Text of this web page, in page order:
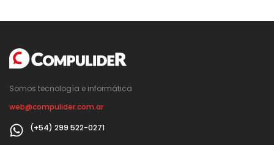
Somos tecnología e informática
web@compulider.com.ar
(+54) 299 522-0271